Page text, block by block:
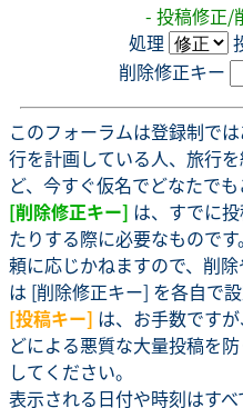
- 投稿修正/
処理
削除修正キー
このフォーラムは登録制で
行を計画している人、旅行
ど、今すぐ仮名でどなたでも
[削除修正キー] は、すでに
たりする際に必要なもので
頼に応じかねますので、削
は [削除修正キー] を各自で
[投稿キー] は、お手数です
どによる悪質な大量投稿を
してください。
表示される日付や時刻はすべ